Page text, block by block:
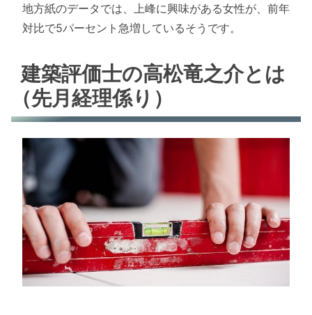
地方紙のデータでは、上峰に興味がある女性が、前年
対比で5パーセント急増しているそうです。
建築評価士の高松竜之介とは
（先月経理係り）